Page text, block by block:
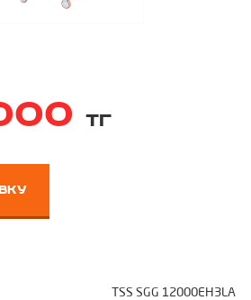
тг
TSS SGG 12000EH3LA